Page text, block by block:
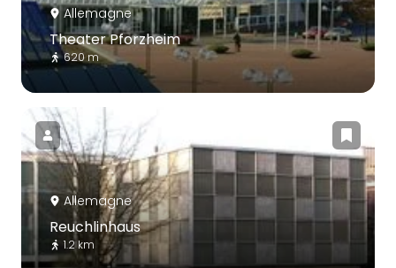
Allemagne
Theater Pforzheim
620 m
Allemagne
Reuchlinhaus
1.2 km